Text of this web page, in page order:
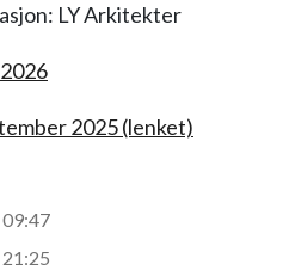
LY Arkitekter
2025 (lenket)